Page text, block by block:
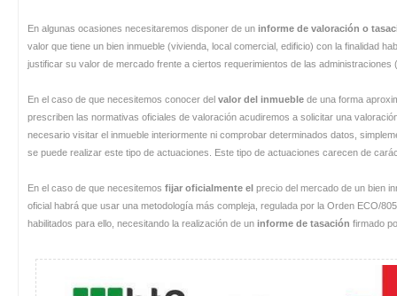
En algunas ocasiones necesitaremos disponer de un informe de valoración o
valor que tiene un bien inmueble (vivienda, local comercial, edificio) con la finalidad
justificar su valor de mercado frente a ciertos requerimientos de las administraciones
En el caso de que necesitemos conocer del valor del inmueble de una forma
prescriben las normativas oficiales de valoración acudiremos a solicitar una
necesario visitar el inmueble interiormente ni comprobar determinados datos,
se puede realizar este tipo de actuaciones. Este tipo de actuaciones carecen de
En el caso de que necesitemos fijar oficialmente el precio del mercado de un bien
oficial habrá que usar una metodología más compleja, regulada por la Orden ECO/
habilitados para ello, necesitando la realización de un informe de tasación firmado